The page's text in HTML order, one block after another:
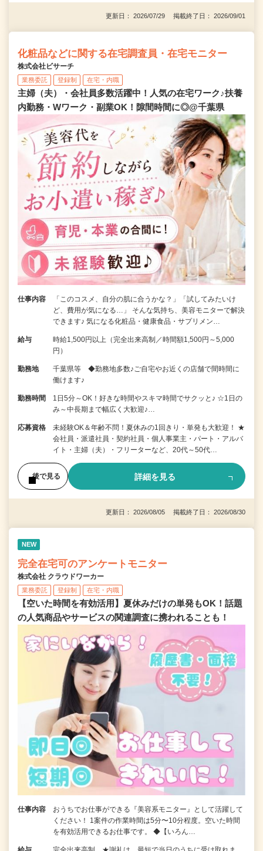
更新日： 2026/07/29 掲載終了日： 2026/09/01
化粧品などに関する在宅調査員・在宅モニター
株式会社ビサーチ
業務委託 登録制 在宅・内職
主婦（夫）・会社員多数活躍中！人気の在宅ワーク♪扶養
内勤務・Wワーク・副業OK！隙間時間に◎@千葉県
仕事内容
「このコスメ、自分の肌に合うかな？」「試してみたいけ
ど、費用が気になる…」 そんな気持ち、美容モニターで解決
できます♪ 気になる化粧品・健康食品・サプリメン…
給与
時給1,500円以上（完全出来高制／時間額1,500円～5,000
円）
勤務地
千葉県等 ◆勤務地多数♪ご自宅やお近くの店舗で間時間に
働けます♪
勤務時間
1日5分～OK！好きな時間やスキマ時間でサクッと♪ ☆1日の
み～中長期まで幅広く大歓迎♪…
応募資格
未経験OK＆年齢不問！夏休みの1回きり・単発も大歓迎！ ★
会社員・派遣社員・契約社員・個人事業主・パート・アルバ
イト・主婦（夫）・フリーターなど、20代～50代…
後で見る 詳細を見る
更新日： 2026/08/05 掲載終了日： 2026/08/30
NEW
完全在宅可のアンケートモニター
株式会社 クラウドワーカー
業務委託 登録制 在宅・内職
【空いた時間を有効活用】夏休みだけの単発もOK！話題
の人気商品やサービスの関連調査に携われることも！
仕事内容
おうちでお仕事ができる『美容系モニター』として活躍して
ください！ 1案件の作業時間は5分〜10分程度。空いた時間
を有効活用できるお仕事です。 ◆【いろん…